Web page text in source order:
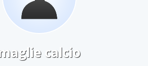
maglie calcio